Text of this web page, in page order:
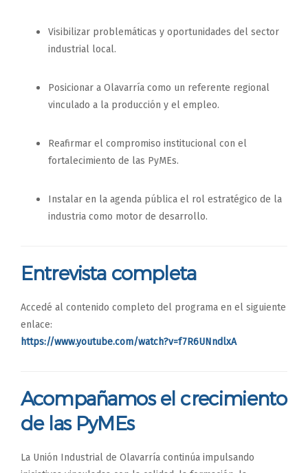
Visibilizar problemáticas y oportunidades del sector
industrial local.
Posicionar a Olavarría como un referente regional
vinculado a la producción y el empleo.
Reafirmar el compromiso institucional con el
fortalecimiento de las PyMEs.
Instalar en la agenda pública el rol estratégico de la
industria como motor de desarrollo.
Entrevista completa
Accedé al contenido completo del programa en el siguiente
enlace:
https://www.youtube.com/watch?v=f7R6UNndlxA
Acompañamos el crecimiento
de las PyMEs
La Unión Industrial de Olavarría continúa impulsando